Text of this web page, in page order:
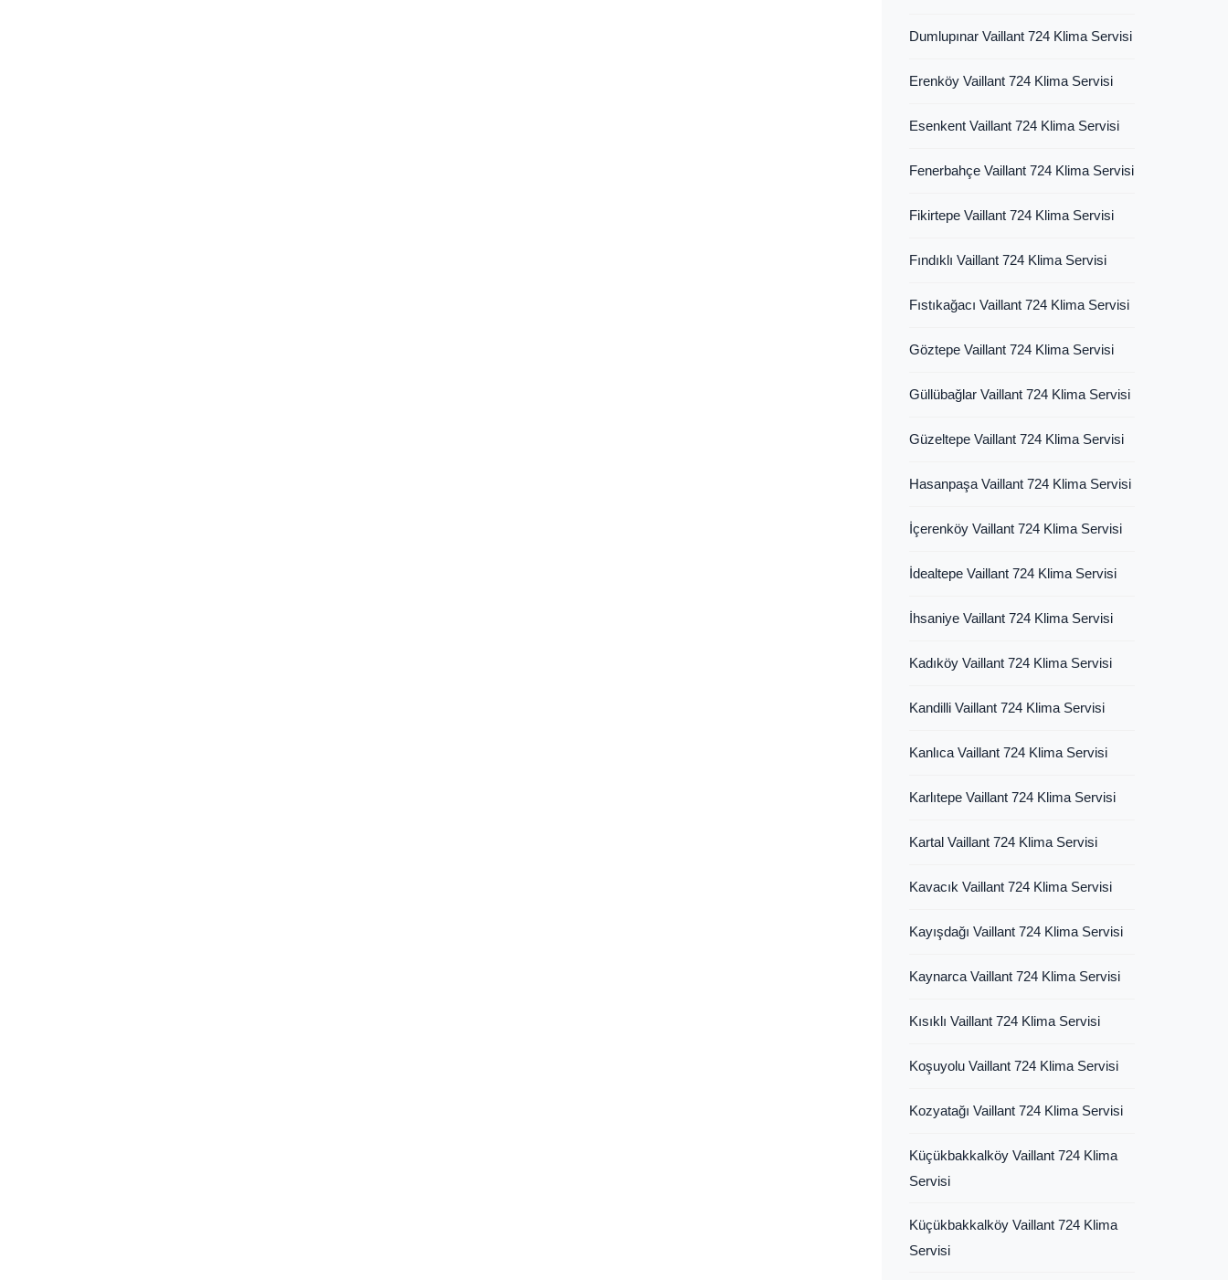
Dumlupınar Vaillant 724 Klima Servisi
Erenköy Vaillant 724 Klima Servisi
Esenkent Vaillant 724 Klima Servisi
Fenerbahçe Vaillant 724 Klima Servisi
Fikirtepe Vaillant 724 Klima Servisi
Fındıklı Vaillant 724 Klima Servisi
Fıstıkağacı Vaillant 724 Klima Servisi
Göztepe Vaillant 724 Klima Servisi
Güllübağlar Vaillant 724 Klima Servisi
Güzeltepe Vaillant 724 Klima Servisi
Hasanpaşa Vaillant 724 Klima Servisi
İçerenköy Vaillant 724 Klima Servisi
İdealtepe Vaillant 724 Klima Servisi
İhsaniye Vaillant 724 Klima Servisi
Kadıköy Vaillant 724 Klima Servisi
Kandilli Vaillant 724 Klima Servisi
Kanlıca Vaillant 724 Klima Servisi
Karlıtepe Vaillant 724 Klima Servisi
Kartal Vaillant 724 Klima Servisi
Kavacık Vaillant 724 Klima Servisi
Kayışdağı Vaillant 724 Klima Servisi
Kaynarca Vaillant 724 Klima Servisi
Kısıklı Vaillant 724 Klima Servisi
Koşuyolu Vaillant 724 Klima Servisi
Kozyatağı Vaillant 724 Klima Servisi
Küçükbakkalköy Vaillant 724 Klima
Servisi
Küçükbakkalköy Vaillant 724 Klima
Servisi